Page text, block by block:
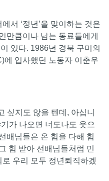
서 ‘정년’을 맞이하는 것은
만큼이나 남는 동료들에게
있다. 1986년 경북 구미의
에 입사했던 노동자 이춘우
싶지도 않을 텐데, 아십니
가 나오면 너도나도 웃으
배님들은 온 힘을 다해 힘
힘 받아 선배님들처럼 민
우리 모두 정년퇴직하겠